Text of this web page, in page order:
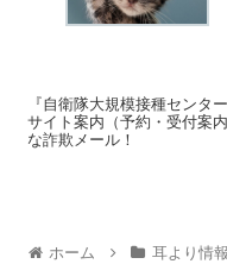
『自衛隊大規模接種センタ
サイト案内（予約・受付案
な詐欺メール！
ホーム 耳より情